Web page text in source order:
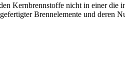
Kernbrennstoffe nicht in einer die
Brennelemente und deren